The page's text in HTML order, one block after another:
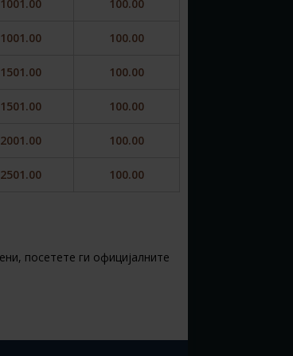
1001.00 100.00
1001.00 100.00
1501.00 100.00
1501.00 100.00
2001.00 100.00
2501.00 100.00
посетете ги официјалните